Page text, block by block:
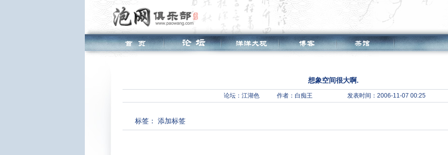
想象空间很大啊.
论坛： 江湖色 作者：白痴王 发表时间：2006-11-07 00:25
标签： 添加标签